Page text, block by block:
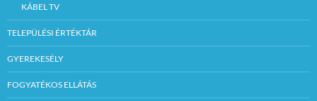
KÁBEL TV
TELEPÜLÉSI ÉRTÉKTÁR
GYEREKESÉLY
FOGYATÉKOS ELLÁTÁS